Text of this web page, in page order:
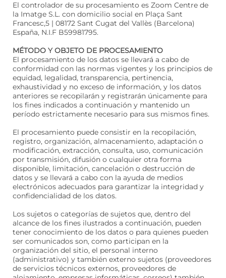
El controlador de su procesamiento es Zoom Centre de
la Imatge S.L. con domicilio social en Plaça Sant
Francesc,5 | 08172 Sant Cugat del Vallès (Barcelona)
España, N.I.F B59981795.
MÉTODO Y OBJETO DE PROCESAMIENTO
El procesamiento de los datos se llevará a cabo de
conformidad con las normas vigentes y los principios de
equidad, legalidad, transparencia, pertinencia,
exhaustividad y no exceso de información, y los datos
anteriores se recopilarán y registrarán únicamente para
los fines indicados a continuación y mantenido un
período estrictamente necesario para sus mismos fines.
El procesamiento puede consistir en la recopilación,
registro, organización, almacenamiento, adaptación o
modificación, extracción, consulta, uso, comunicación
por transmisión, difusión o cualquier otra forma
disponible, limitación, cancelación o destrucción de
datos y se llevará a cabo con la ayuda de medios
electrónicos adecuados para garantizar la integridad y
confidencialidad de los datos.
Los sujetos o categorías de sujetos que, dentro del
alcance de los fines ilustrados a continuación, pueden
tener conocimiento de los datos o para quienes pueden
ser comunicados son, como participan en la
organización del sitio, el personal interno
(administrativo) y también externo sujetos (proveedores
de servicios técnicos externos, proveedores de